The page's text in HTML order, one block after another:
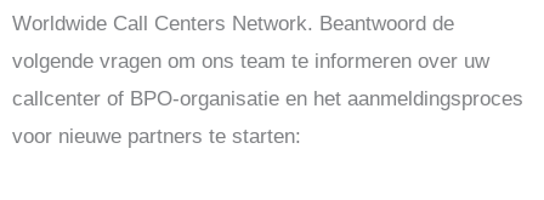
Worldwide Call Centers Network. Beantwoord de
volgende vragen om ons team te informeren over uw
callcenter of BPO-organisatie en het aanmeldingsproces
voor nieuwe partners te starten: